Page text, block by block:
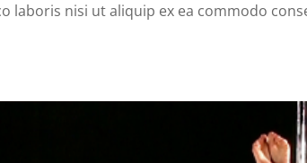
laboris nisi ut aliquip ex ea commodo